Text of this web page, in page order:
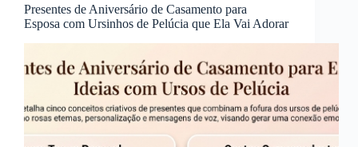
Presentes de Aniversário de Casamento para
Esposa com Ursinhos de Pelúcia que Ela Vai Adorar